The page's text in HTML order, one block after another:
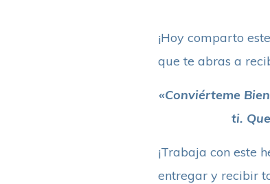
¡Hoy comparto
que te abras a
«Conviérteme
ti.
¡Trabaja con este
entregar y recibir